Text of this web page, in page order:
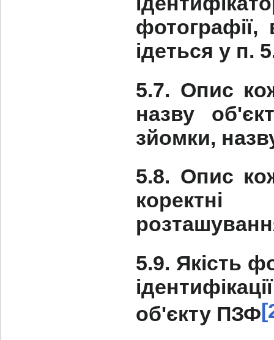
ідеться у п.
5.7. Опис
назву
зйомки,
5.8. Опис
5.9. Якість
об'єкту ПЗФ